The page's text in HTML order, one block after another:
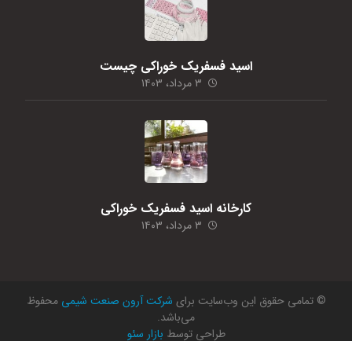
اسید فسفریک خوراکی چیست
۳ مرداد، ۱۴۰۳
کارخانه اسید فسفریک خوراکی
۳ مرداد، ۱۴۰۳
© تمامی حقوق این وب‌سایت برای شرکت آرون صنعت شیمی محفوظ
می‌باشد.
طراحی توسط بازار سئو